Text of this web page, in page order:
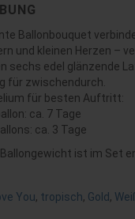
Ballonbouquet
und kleinen Herzen –
sechs edel glänzende
für zwischendurch.
für besten Auftritt:
ca. 7 Tage
ca. 3 Tage
ist im Set
You, tropisch, Gold,